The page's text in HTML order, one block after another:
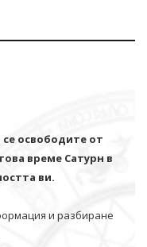
освободите от
време Сатурн в
ви.
и разбиране